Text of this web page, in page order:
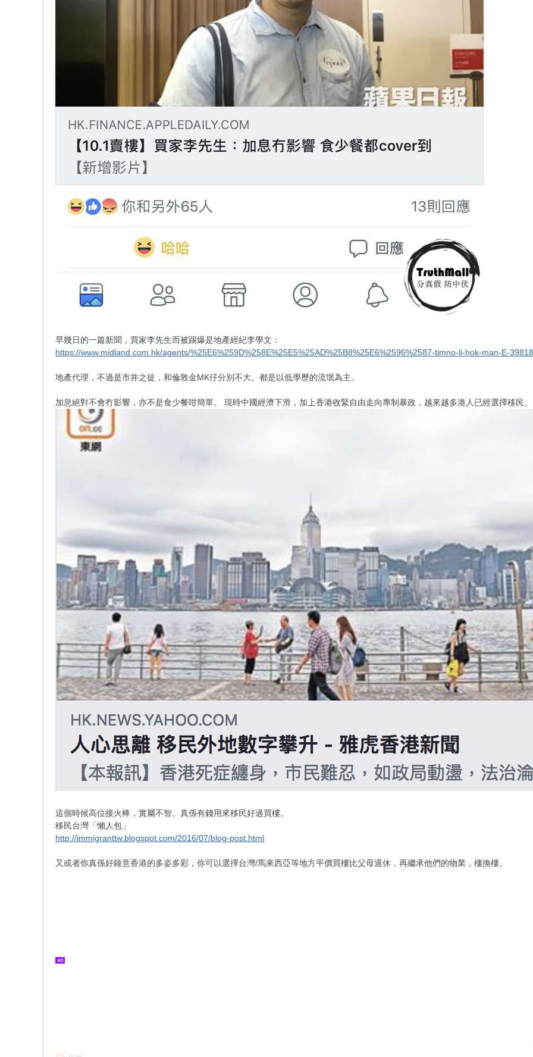
早幾日的一篇新聞，買家李先生而被踢爆是地產經紀李學文：
https://www.midland.com.hk/agents/%25E6%259D%258E%25E5%25AD%25B8%25E6%2596%2587-timno-li-hok-man-E-
地產代理，不過是市井之徒，和倫敦金MK仔分別不大。都是以低學歷的流氓為主。
加息絕對不會冇影響，亦不是食少餐咁簡單。 現時中國經濟下滑，加上香港收緊自由走向專制暴政，越來越多港人已經選擇移民。
這個時候高位接火棒，實屬不智。真係有錢用來移民好過買樓。
移民台灣「懶人包」
http://immigranttw.blogspot.com/2016/07/blog-post.html
又或者你真係好鐘意香港的多姿多彩，你可以選擇台灣/馬來西亞等地方平價買樓比父母退休，再繼承他們的物業，樓換樓。